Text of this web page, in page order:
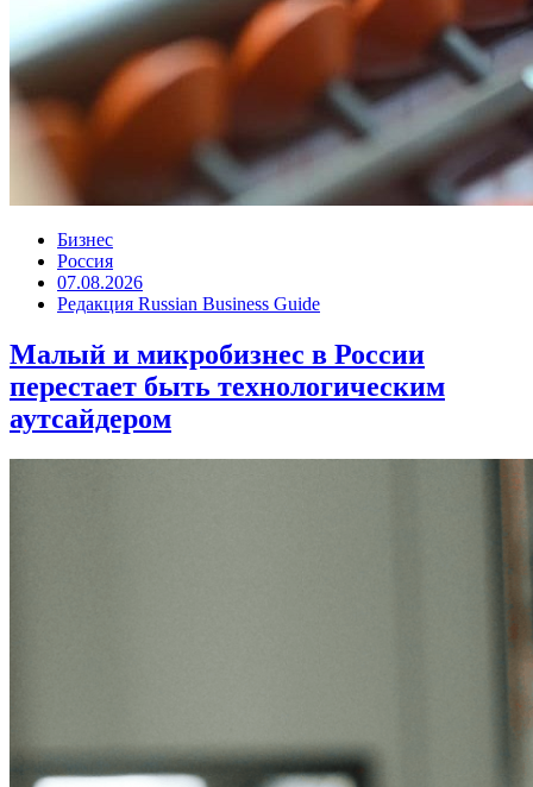
Бизнес
Россия
07.08.2026
Редакция Russian Business Guide
Малый и микробизнес в России
перестает быть технологическим
аутсайдером